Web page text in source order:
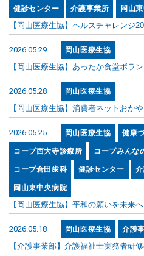
健診センター 介護事業所 岡山
【岡山医療生協】ヘルスチャレンジ
2026.05.29 岡山医療生協
【岡山医療生協】あったか食堂ボラ
2026.05.28 岡山医療生協
【岡山医療生協】消費者ネットおか
2026.05.25 岡山医療生協 健康
コープ西大寺診療所 コープみんな
コープ倉田歯科 健診センター
岡山東中央病院
【岡山医療生協】平和の願いを未来
2026.05.18 岡山医療生協 介護
【介護事業部】介護福祉士実務者研